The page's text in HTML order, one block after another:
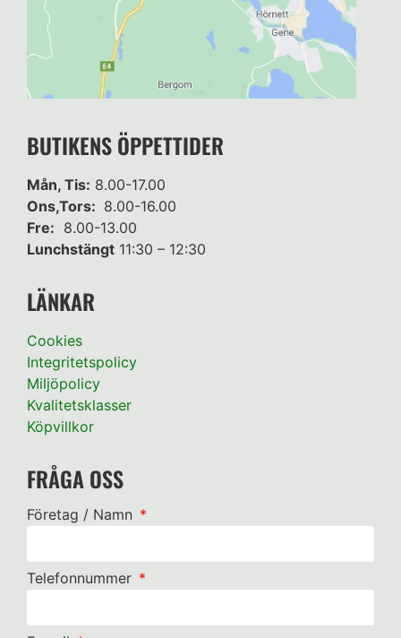
BUTIKENS ÖPPETTIDER
Mån, Tis: 8.00-17.00
Ons,Tors: 8.00-16.00
Fre: 8.00-13.00
Lunchstängt 11:30 – 12:30
LÄNKAR
Cookies
Integritetspolicy
Miljöpolicy
Kvalitetsklasser
Köpvillkor
FRÅGA OSS
Företag / Namn
Telefonnummer